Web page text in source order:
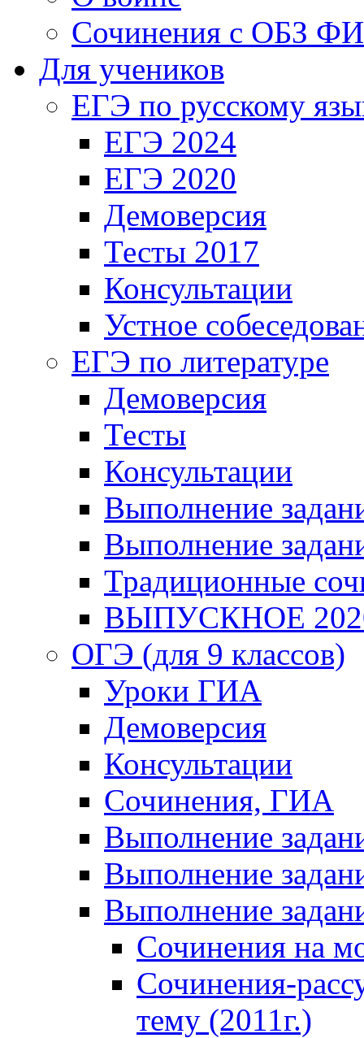
Сочинения с ОБЗ
Для учеников
ЕГЭ по русскому
ЕГЭ 2024
ЕГЭ 2020
Демоверсия
Тесты 2017
Консультации
Устное
ЕГЭ по литературе
Демоверсия
Тесты
Консультации
Выполнение
Выполнение
Традиционные
ВЫПУСКНОЕ
ОГЭ (для 9 классов)
Уроки ГИА
Демоверсия
Консультации
Сочинения, ГИА
Выполнение
Выполнение
Выполнение
Сочинения на
Сочинения-
тему (2011г.)